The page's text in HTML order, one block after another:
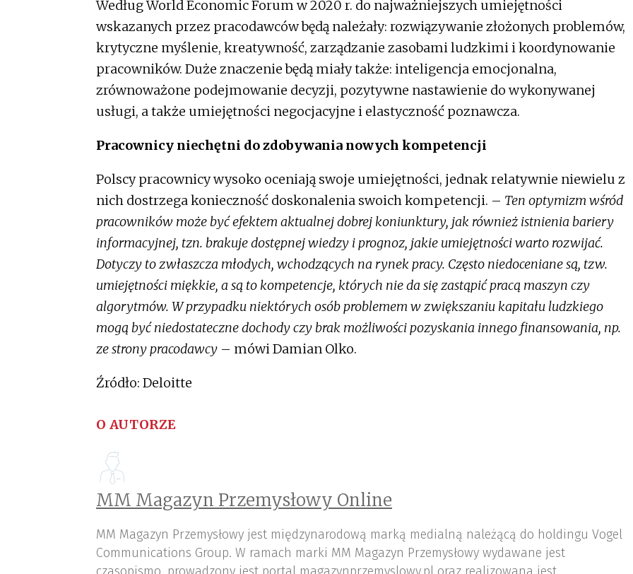
Według World Economic Forum w 2020 r. do najważniejszych umiejętności
wskazanych przez pracodawców będą należały: rozwiązywanie złożonych problemów,
krytyczne myślenie, kreatywność, zarządzanie zasobami ludzkimi i koordynowanie
pracowników. Duże znaczenie będą miały także: inteligencja emocjonalna,
zrównoważone podejmowanie decyzji, pozytywne nastawienie do wykonywanej
usługi, a także umiejętności negocjacyjne i elastyczność poznawcza.
Pracownicy niechętni do zdobywania nowych kompetencji
Polscy pracownicy wysoko oceniają swoje umiejętności, jednak relatywnie niewielu z
nich dostrzega konieczność doskonalenia swoich kompetencji. – Ten optymizm wśród
pracowników może być efektem aktualnej dobrej koniunktury, jak również istnienia bariery
informacyjnej, tzn. brakuje dostępnej wiedzy i prognoz, jakie umiejętności warto rozwijać.
Dotyczy to zwłaszcza młodych, wchodzących na rynek pracy. Często niedoceniane są, tzw.
umiejętności miękkie, a są to kompetencje, których nie da się zastąpić pracą maszyn czy
algorytmów. W przypadku niektórych osób problemem w zwiększaniu kapitału ludzkiego
mogą być niedostateczne dochody czy brak możliwości pozyskania innego finansowania, np.
ze strony pracodawcy – mówi Damian Olko.
Źródło: Deloitte
O AUTORZE
MM Magazyn Przemysłowy Online
MM Magazyn Przemysłowy jest międzynarodową marką medialną należącą do holdingu Vogel
Communications Group. W ramach marki MM Magazyn Przemysłowy wydawane jest